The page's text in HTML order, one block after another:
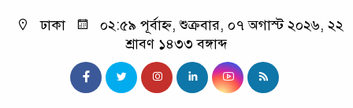
ঢাকা
০২:৫৯ পূর্বাহ্ন, শুক্রবার, ০৭ অগাস্ট ২০২৬, ২২
শ্রাবণ ১৪৩৩ বঙ্গাব্দ